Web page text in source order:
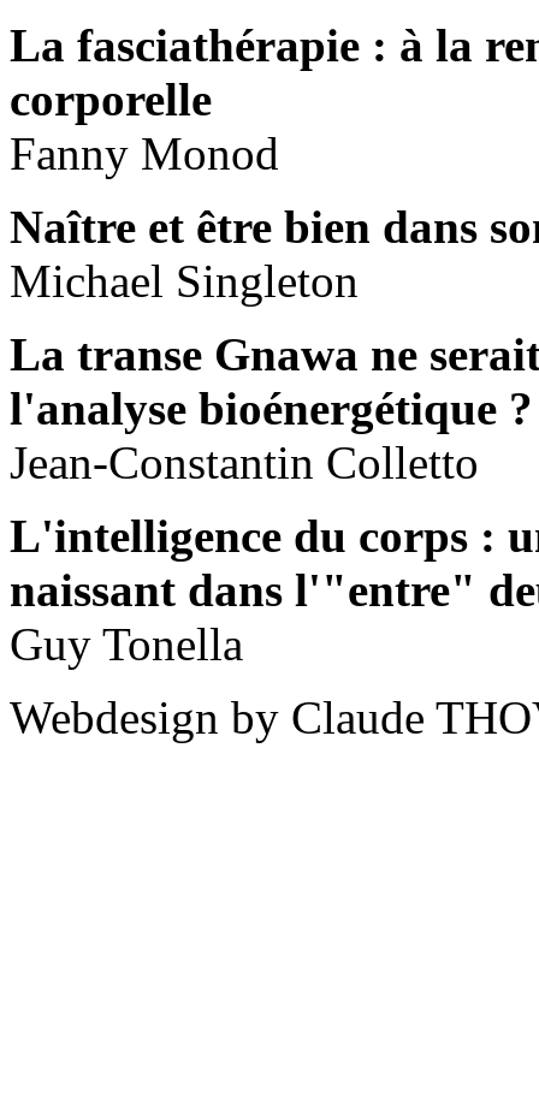
La fasciathérapie : à la
corporelle
Fanny Monod
Naître et être bien dans
Michael Singleton
La transe Gnawa ne
l'analyse bioénergétique ?
Jean-Constantin Colletto
L'intelligence du corps :
naissant dans l'"entre"
Guy Tonella
Webdesign by Claude